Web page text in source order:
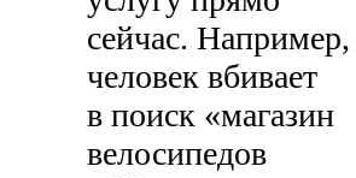
сейчас. Например,
человек вбивает
в поиск «магазин
велосипедов